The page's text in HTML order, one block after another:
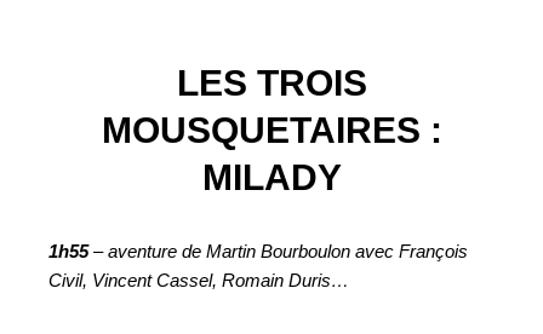
LES TROIS
MOUSQUETAIRES :
MILADY
1h55– aventure de Martin Bourboulon avec François
Civil, Vincent Cassel, Romain Duris…